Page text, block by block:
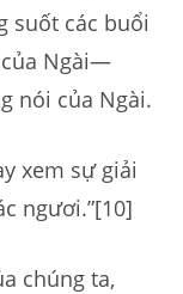
suốt các buổi
của Ngài—
nói của Ngài.
xem sự giải
ngươi.”[10]
chúng ta,